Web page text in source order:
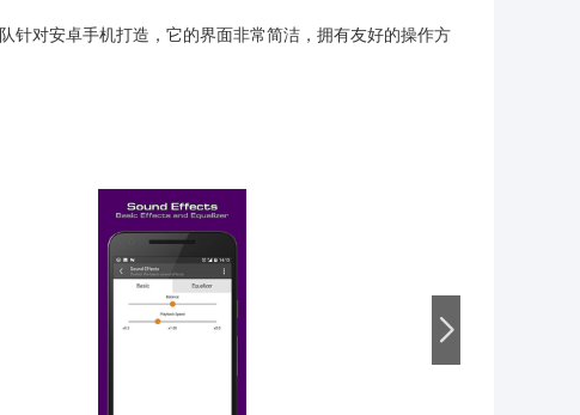
针对安卓手机打造，它的界面非常简洁，拥有友好的操作方